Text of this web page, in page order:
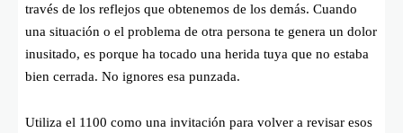
través de los reflejos que obtenemos de los demás. Cuando
una situación o el problema de otra persona te genera un dolor
inusitado, es porque ha tocado una herida tuya que no estaba
bien cerrada. No ignores esa punzada.
Utiliza el 1100 como una invitación para volver a revisar esos